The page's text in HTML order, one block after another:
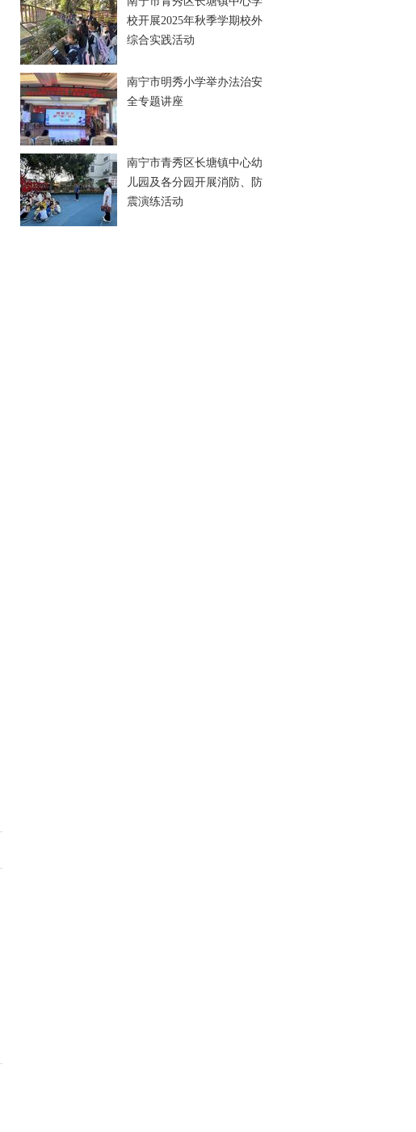
校开展2025年秋季学期校外
综合实践活动
南宁市明秀小学举办法治安
全专题讲座
南宁市青秀区长塘镇中心幼
儿园及各分园开展消防、防
震演练活动